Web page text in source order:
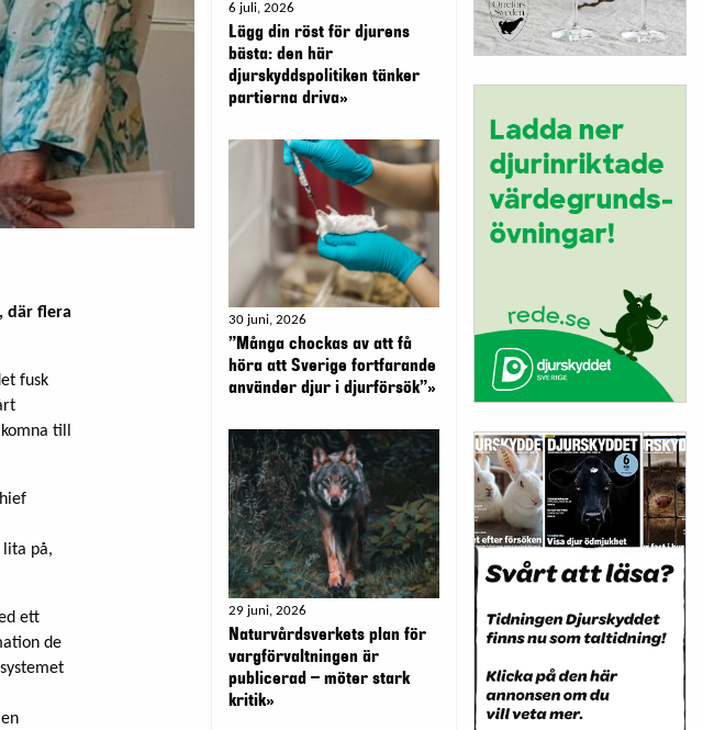
där flera
fusk
till
lita på,
ett
de
6 juli, 2026
Lägg din röst för djurens
bästa: den här
djurskyddspolitiken tänker
partierna driva»
30 juni, 2026
”Många chockas av att få
höra att Sverige fortfarande
använder djur i djurförsök”»
29 juni, 2026
Naturvårdsverkets plan för
vargförvaltningen är
publicerad – möter stark
kritik»